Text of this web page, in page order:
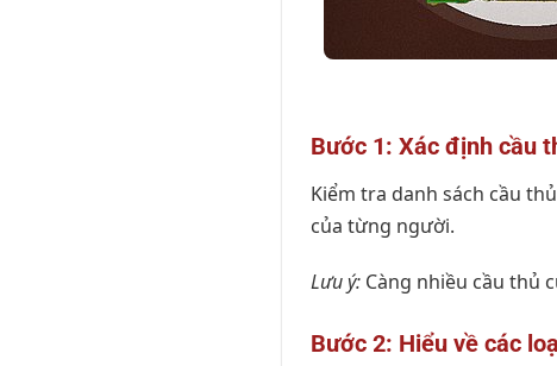
Bước 1: Xác định cầu
Kiểm tra danh sách cầu
của từng người.
Lưu ý: Càng nhiều cầu thủ
Bước 2: Hiểu về các